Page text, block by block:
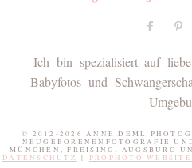
Ich bin spezialisiert auf
Babyfotos und
© 2012-2026 ANNE DEML
NEUGEBORENENFOTOGRAFIE
MÜNCHEN, FREISING, AUGSBURG
DATENSCHUTZ
| PROPHOTO WEBSITE